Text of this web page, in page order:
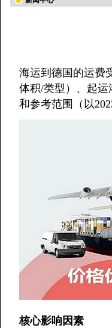
海运到德国的运费
体积/类型）、起运
和参考范围（以
核心影响因素